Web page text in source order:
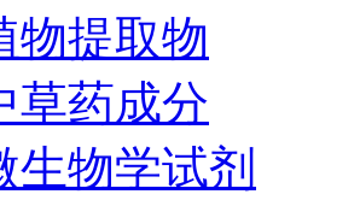
物提取物
草药成分
生物学试剂